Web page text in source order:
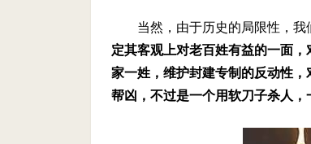
当然，由于历史的局限性，我
定其客观上对老百姓有益的一面
家一姓，维护封建专制的反动性
帮凶，不过是一个用软刀子杀人，